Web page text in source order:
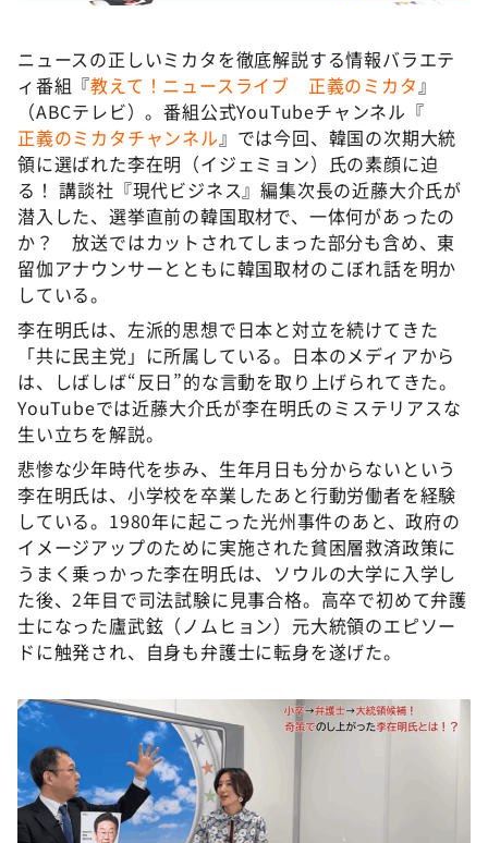
ＬＩＦＥ～夢のカタチ～
新婚さんいらっしゃい！
ポツンと一軒家
ザキ山小屋本館
ぺこぱのまるスポ
アナ回覧板
ニュースの正しいミカタを徹底解説する情報バラエテ
ィ番組『教えて！ニュースライブ 正義のミカタ』
（ABCテレビ）。番組公式YouTubeチャンネル『
正義のミカタチャンネル』では今回、韓国の次期大統
領に選ばれた李在明（イジェミョン）氏の素顔に迫
る！ 講談社『現代ビジネス』編集次長の近藤大介氏が
潜入した、選挙直前の韓国取材で、一体何があったの
か？ 放送ではカットされてしまった部分も含め、東
留伽アナウンサーとともに韓国取材のこぼれ話を明か
している。
李在明氏は、左派的思想で日本と対立を続けてきた
「共に民主党」に所属している。日本のメディアから
は、しばしば“反日”的な言動を取り上げられてきた。
YouTubeでは近藤大介氏が李在明氏のミステリアスな
生い立ちを解説。
悲惨な少年時代を歩み、生年月日も分からないという
李在明氏は、小学校を卒業したあと行動労働者を経験
している。1980年に起こった光州事件のあと、政府の
イメージアップのために実施された貧困層救済政策に
うまく乗っかった李在明氏は、ソウルの大学に入学し
た後、2年目で司法試験に見事合格。高卒で初めて弁護
士になった廬武鉉（ノムヒョン）元大統領のエピソー
ドに触発され、自身も弁護士に転身を遂げた。